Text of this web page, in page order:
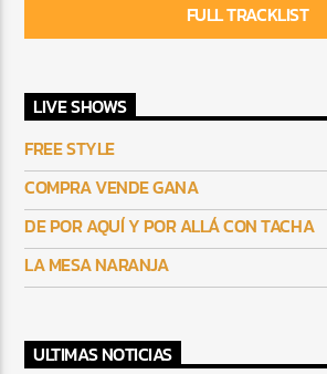
FULL TRACKLIST
LIVE SHOWS
FREE STYLE
COMPRA VENDE GANA
DE POR AQUÍ Y POR ALLÁ CON TACHA
LA MESA NARANJA
ULTIMAS NOTICIAS